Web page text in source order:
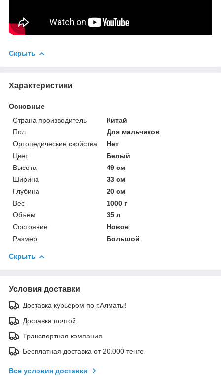
Скрыть
Характеристики
Основные
Страна производитель
Китай
Пол
Для мальчиков
Ортопедические свойства
Нет
Цвет
Белый
Высота
49 см
Ширина
33 см
Глубина
20 см
Вес
1000 г
Объем
35 л
Состояние
Новое
Размер
Большой
Скрыть
Условия доставки
Доставка курьером по г.Алматы!
Доставка почтой
Транспортная компания
Бесплатная доставка от 20.000 тенге
Все условия доставки